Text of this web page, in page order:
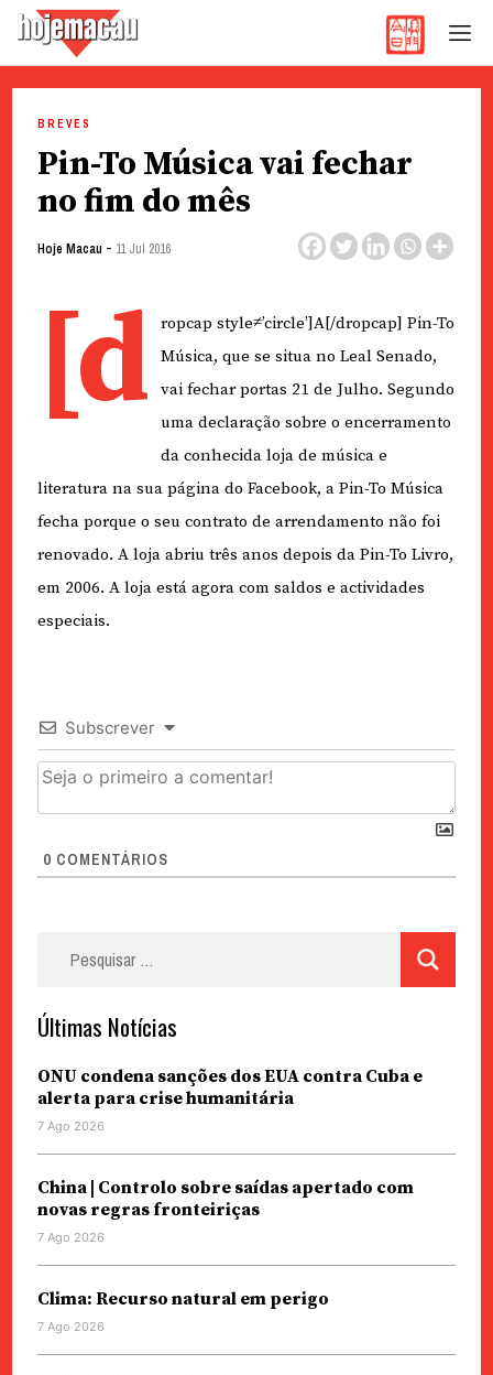
content
BREVES
Pin-To Música vai fechar
no fim do mês
Hoje Macau - 11 Jul 2016
[d
ropcap style≠’circle’]A[/dropcap] Pin-To
Música, que se situa no Leal Senado,
vai fechar portas 21 de Julho. Segundo
uma declaração sobre o encerramento
da conhecida loja de música e
literatura na sua página do Facebook, a Pin-To Música
fecha porque o seu contrato de arrendamento não foi
renovado. A loja abriu três anos depois da Pin-To Livro,
em 2006. A loja está agora com saldos e actividades
especiais.
Subscrever
0 COMENTÁRIOS
Últimas Notícias
ONU condena sanções dos EUA contra Cuba e
alerta para crise humanitária
7 Ago 2026
China | Controlo sobre saídas apertado com
novas regras fronteiriças
7 Ago 2026
Clima: Recurso natural em perigo
7 Ago 2026